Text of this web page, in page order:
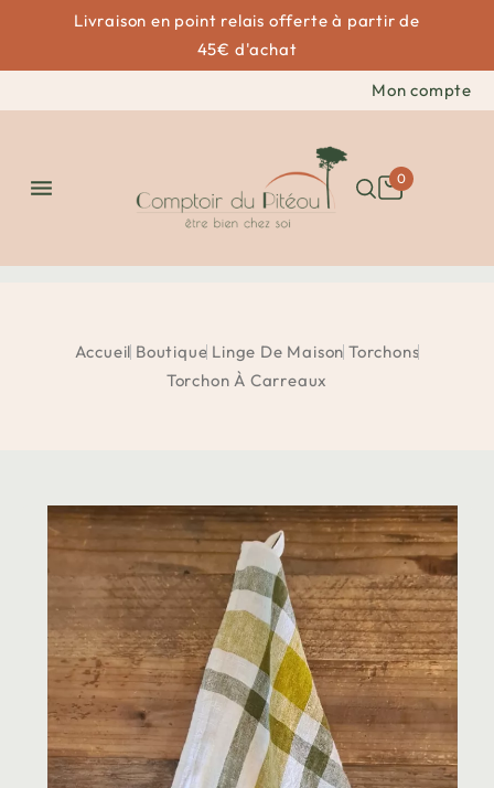
Livraison en point relais offerte à partir de
45€ d'achat
Mon compte
 0
Accueil Boutique Linge De Maison Torchons
Torchon À Carreaux